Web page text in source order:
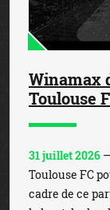
Winamax
Toulouse
31 juillet 2026
Toulouse FC
cadre de ce